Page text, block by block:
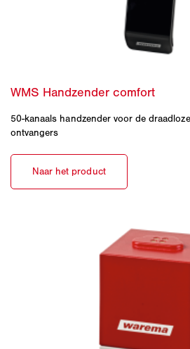
50-kanaals handzender voor de
ontvangers